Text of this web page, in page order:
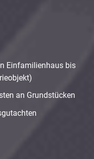
Einfamilienhaus bis
an Grundstücken